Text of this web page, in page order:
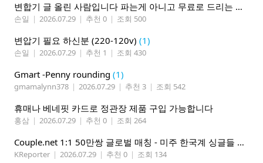
변합기 글 올린 사람입니다 파는게 아니고 무료로 드리는 겁니다 필요하신분 연락처 남겨주시면 됩니다
손일 | 2026.07.29 | 추천 0 | 조회 500
변압기 필요 하신분 (220-120v) (1)
손일 | 2026.07.29 | 추천 1 | 조회 430
Gmart -Penny rounding (1)
gmamalynn378 | 2026.07.29 | 추천 3 | 조회 542
휴매나 베네핏 카드로 정관장 제품 구입 가능합니다
홍삼 | 2026.07.29 | 추천 0 | 조회 264
Couple.net 1:1 50만쌍 글로벌 매칭 - 미주 한국계 싱글들 모이세요
KReporter | 2026.07.29 | 추천 0 | 조회 134